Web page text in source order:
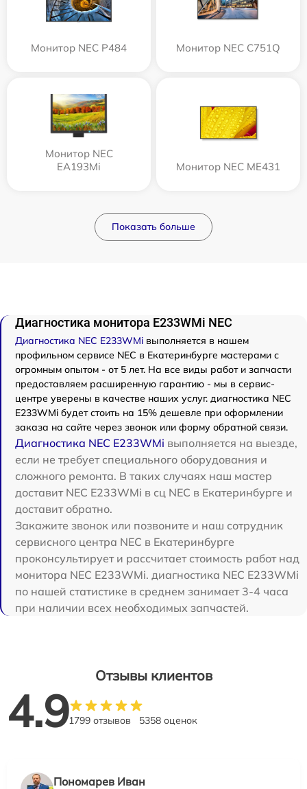
Монитор NEC P484 Монитор NEC C751Q
Монитор NEC
EA193Mi
Монитор NEC ME431
Показать больше
Диагностика монитора E233WMi NEC
Диагностика NEC E233WMi выполняется в нашем
профильном сервисе NEC в Екатеринбурге мастерами с
огромным опытом - от 5 лет. На все виды работ и запчасти
предоставляем расширенную гарантию - мы в сервис-
центре уверены в качестве наших услуг. диагностика NEC
E233WMi будет стоить на 15% дешевле при оформлении
заказа на сайте через звонок или форму обратной связи.
Диагностика NEC E233WMi выполняется на выезде,
если не требует специального оборудования и
сложного ремонта. В таких случаях наш мастер
доставит NEC E233WMi в сц NEC в Екатеринбурге и
доставит обратно.
Закажите звонок или позвоните и наш сотрудник
сервисного центра NEC в Екатеринбурге
проконсультирует и рассчитает стоимость работ над
монитора NEC E233WMi. диагностика NEC E233WMi
по нашей статистике в среднем занимает 3-4 часа
при наличии всех необходимых запчастей.
Отзывы клиентов
4.91799 отзывов 5358 оценок
Пономарев Иван